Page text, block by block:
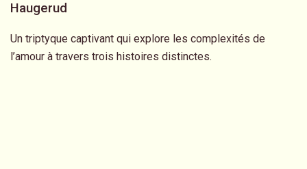
Haugerud
Un triptyque captivant qui explore les complexités de
l’amour à travers trois histoires distinctes.